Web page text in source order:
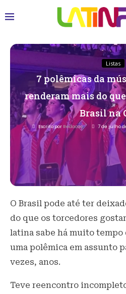
Listas
7 polêmicas da
renderam mais do
Brasil na
Escrito por Redacao 7 de julho
O Brasil pode até ter
do que os torcedores
latina sabe há muito tempo
uma polêmica em assunto
vezes, anos.
Teve reencontro